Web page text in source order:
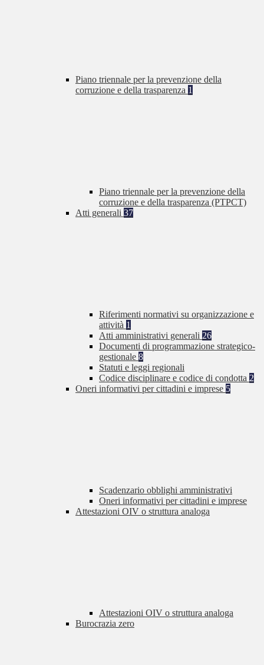
Piano triennale per la prevenzione della
corruzione e della trasparenza 1
Piano triennale per la prevenzione della
corruzione e della trasparenza (PTPCT)
Atti generali 37
Riferimenti normativi su organizzazione e
attività 1
Atti amministrativi generali 26
Documenti di programmazione strategico-
gestionale 8
Statuti e leggi regionali
Codice disciplinare e codice di condotta 2
Oneri informativi per cittadini e imprese 5
Scadenzario obblighi amministrativi
Oneri informativi per cittadini e imprese
Attestazioni OIV o struttura analoga
Attestazioni OIV o struttura analoga
Burocrazia zero